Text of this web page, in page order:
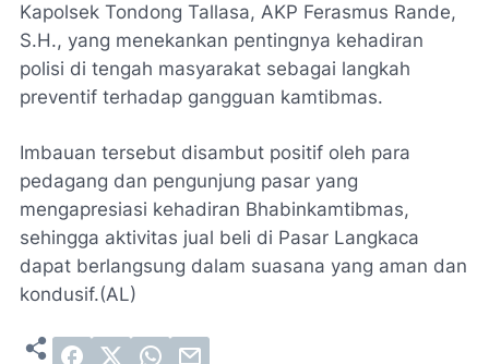
Kapolsek Tondong Tallasa, AKP Ferasmus Rande,
S.H., yang menekankan pentingnya kehadiran
polisi di tengah masyarakat sebagai langkah
preventif terhadap gangguan kamtibmas.
Imbauan tersebut disambut positif oleh para
pedagang dan pengunjung pasar yang
mengapresiasi kehadiran Bhabinkamtibmas,
sehingga aktivitas jual beli di Pasar Langkaca
dapat berlangsung dalam suasana yang aman dan
kondusif.(AL)